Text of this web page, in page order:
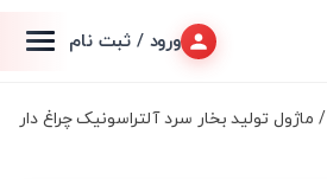
ورود / ثبت نام
/ ماژول تولید بخار سرد آلتراسونیک چراغ دار